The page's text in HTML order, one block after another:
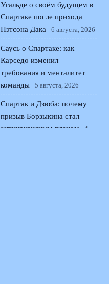
Угальде о своём будущем в
Спартаке после прихода
Пэтсона Дака
6 августа, 2026
Саусь о Спартаке: как
Карседо изменил
требования и менталитет
команды
5 августа, 2026
Спартак и Дзюба: почему
призыв Борзыкина стал
антикризисным планом
4